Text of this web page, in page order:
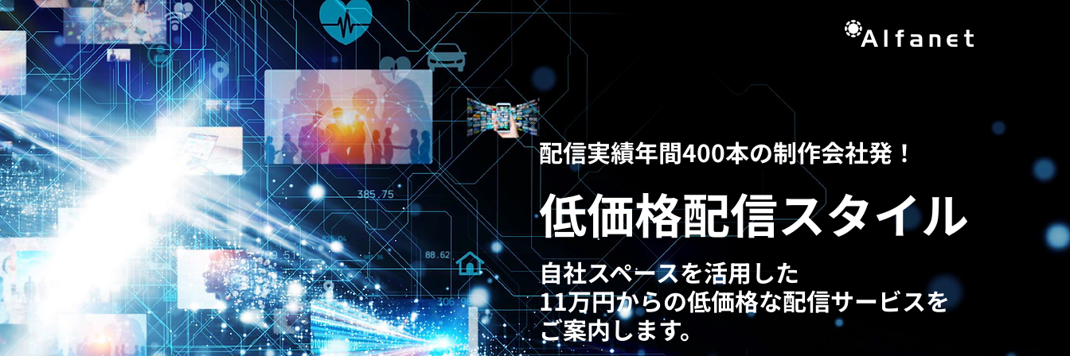
配信実績年間400本の制作会社発！
低価格配信スタイル
自社スペースを活用した
11万円からの低価格な配信サービスを
ご案内します。